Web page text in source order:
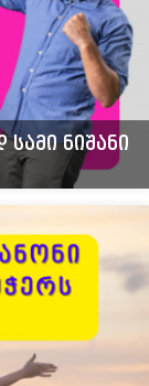
ნიშანი